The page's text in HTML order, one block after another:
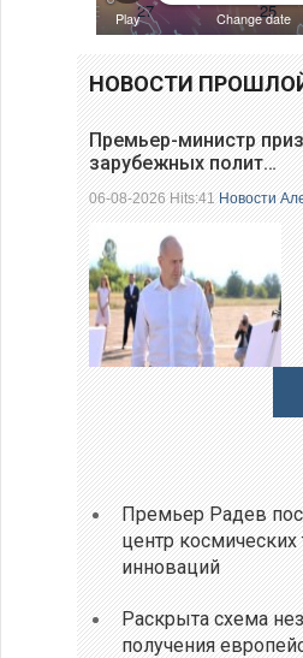
НОВОСТИ
Премьер-министр
зарубежных полит…
06-08-2026 Hits:41Новости
Премьер Радев
центр космических
инноваций
Раскрыта схема
получения